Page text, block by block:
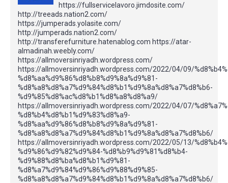
https://fullservicelavoro.jimdosite.com/
http://treeads.nation2.com/
https://jumperads.yolasite.com/
http://jumperads.nation2.com/
http://transferefurniture.hatenablog.com https://atar-
almadinah.weebly.com/
https://allmoversinriyadh.wordpress.com/
https://allmoversinriyadh.wordpress.com/2022/04/09/
%d8%aa%d9%86%d8%b8%d9%8a%d9%81-
%d8%a8%d8%a7%d9%84%d8%b1%d9%8a%d8%a7%d8%b6-
%d9%85%d8%ac%d8%b1%d8%a8%d8%a9/
https://allmoversinriyadh.wordpress.com/2022/04/07/
%d8%b4%d8%b1%d9%83%d8%a9-
%d8%aa%d9%86%d8%b8%d9%8a%d9%81-
%d8%a8%d8%a7%d9%84%d8%b1%d9%8a%d8%a7%d8%b6/
https://allmoversinriyadh.wordpress.com/2022/05/13/
%d9%86%d9%82%d9%84-%d8%b9%d9%81%d8%b4-
%d9%88%d8%ba%d8%b1%d9%81-
%d8%a7%d9%84%d9%86%d9%88%d9%85-
%d8%a8%d8%a7%d9%84%d8%b1%d9%8a%d8%a7%d8%b6/